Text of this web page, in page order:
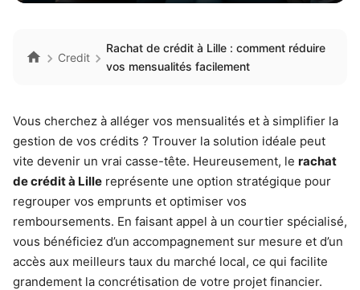
Credit
Rachat de crédit à Lille : comment réduire
vos mensualités facilement
Vous cherchez à alléger vos mensualités et à simplifier la
gestion de vos crédits ? Trouver la solution idéale peut
vite devenir un vrai casse-tête. Heureusement, le rachat
de crédit à Lille représente une option stratégique pour
regrouper vos emprunts et optimiser vos
remboursements. En faisant appel à un courtier spécialisé,
vous bénéficiez d’un accompagnement sur mesure et d’un
accès aux meilleurs taux du marché local, ce qui facilite
grandement la concrétisation de votre projet financier.